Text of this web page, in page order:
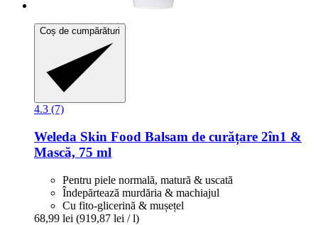
Coș de cumpărături
4.3 (7)
Weleda Skin Food Balsam de curățare 2în1 &
Mască, 75 ml
Pentru piele normală, matură & uscată
Îndepărtează murdăria & machiajul
Cu fito-glicerină & mușețel
68,99 lei (919,87 lei / l)